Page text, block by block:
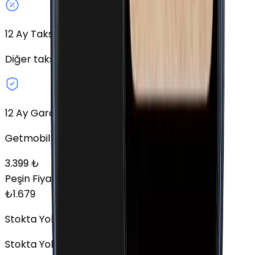
12Ay Taksit Seçeneği
Diğer taksit seçeneklerini keşfedin.
12 Ay Garanti
Getmobil Garantisi
3.399₺
Peşin Fiyatına
₺1.679
Stokta Yok
Stokta Yok